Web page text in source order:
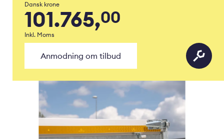
Dansk krone
101.765,00
Inkl. Moms
Anmodning om tilbud